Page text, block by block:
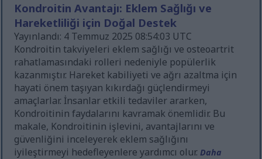
Kondroitin Avantajı: Eklem Sağlığı ve
Hareketliliği için Doğal Destek
Yayınlandı: 4 Temmuz 2025 08:54:03 UTC
Kondroitin takviyeleri eklem sağlığı ve osteoartrit
rahatlamasındaki rolleri nedeniyle popülerlik
kazanmıştır. Hareket kabiliyeti ve ağrı azaltma için
hayati önem taşıyan kıkırdağı güçlendirmeyi
amaçlarlar. İnsanlar etkili tedaviler ararken,
Kondroitinin faydalarını kavramak önemlidir. Bu
makale, Kondroitinin işlevini, avantajlarını ve
güvenliğini inceleyerek eklem sağlığını
iyileştirmeyi hedefleyenlere yardımcı olur.Daha